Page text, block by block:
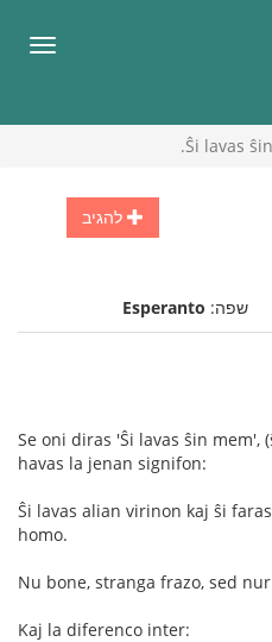
Ŝi lavas
להגיב
שפה: Esperanto
Se oni diras 'Ŝi lavas ŝin mem',
havas la jenan signifon:
Ŝi lavas alian virinon kaj ŝi
homo.
Nu bone, stranga frazo, sed
Kaj la diferenco inter: